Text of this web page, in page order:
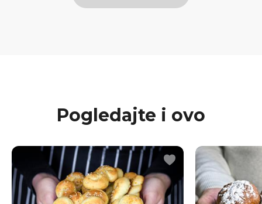
Pogledajte i ovo